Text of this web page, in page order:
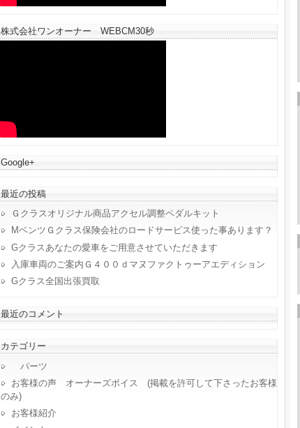
株式会社ワンオーナー WEBCM30秒
Google+
最近の投稿
Ｇクラスオリジナル商品アクセル調整ペダルキット
MベンツＧクラス保険会社のロードサービス使った事あります？
Gクラスあなたの愛車をご用意させていただきます
入庫車両のご案内Ｇ４００ｄマヌファクトゥーアエディション
Gクラス全国出張買取
最近のコメント
カテゴリー
パーツ
お客様の声 オーナーズボイス (掲載を許可して下さったお客様
のみ)
お客様紹介